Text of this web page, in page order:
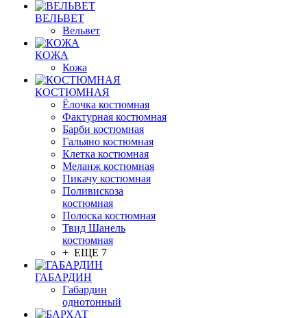
ВЕЛЬВЕТ
Вельвет
КОЖА
Кожа
КОСТЮМНАЯ
Ёлочка костюмная
Фактурная костюмная
Барби костюмная
Гальяно костюмная
Клетка костюмная
Меланж костюмная
Пикачу костюмная
Поливискоза
костюмная
Полоска костюмная
Твид Шанель
костюмная
+ ЕЩЕ 7
ГАБАРДИН
Габардин
однотонный